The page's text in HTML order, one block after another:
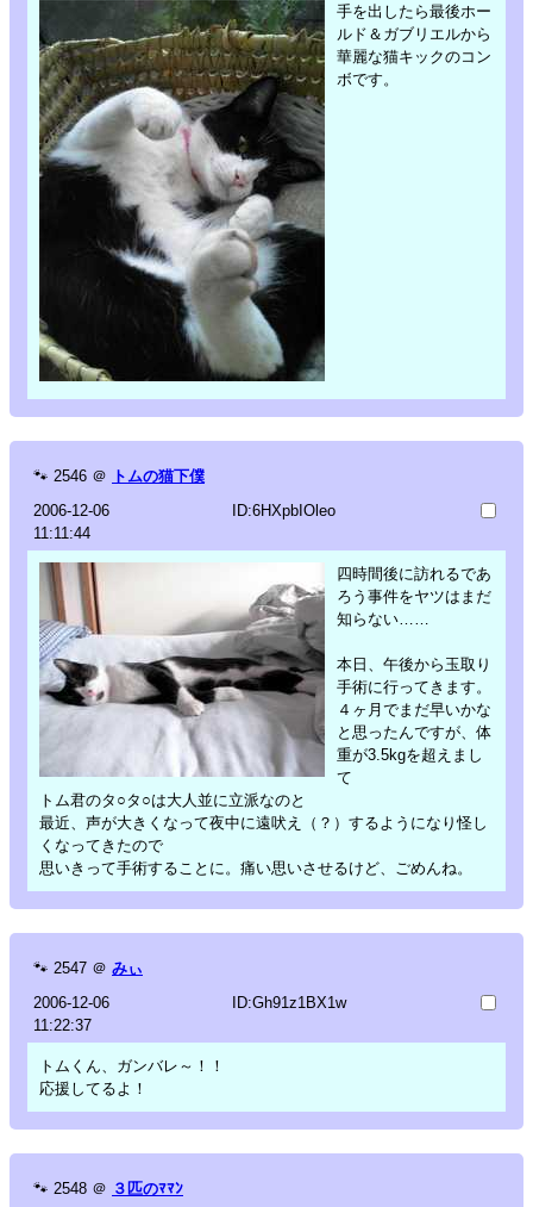
手を出したら最後ホー
ルド＆ガブリエルから
華麗な猫キックのコン
ボです。
🐾 2546 ＠ トムの猫下僕
2006-12-06
11:11:44
ID:6HXpbIOleo
四時間後に訪れるであ
ろう事件をヤツはまだ
知らない……
本日、午後から玉取り
手術に行ってきます。
４ヶ月でまだ早いかな
と思ったんですが、体
重が3.5kgを超えまし
て
トム君のタ○タ○は大人並に立派なのと
最近、声が大きくなって夜中に遠吠え（？）するようになり怪し
くなってきたので
思いきって手術することに。痛い思いさせるけど、ごめんね。
🐾 2547 ＠ みぃ
2006-12-06
11:22:37
ID:Gh91z1BX1w
トムくん、ガンバレ～！！
応援してるよ！
🐾 2548 ＠ ３匹のﾏﾏﾝ